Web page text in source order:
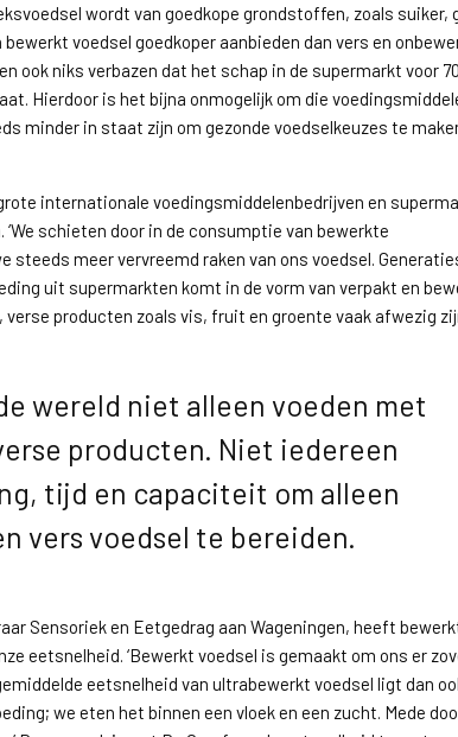
wordt van goedkope grondstoffen, zoals suiker,
voedsel goedkoper aanbieden dan vers en
ook niks verbazen dat het schap in de supermarkt voor
Hierdoor is het bijna onmogelijk om die
minder in staat zijn om gezonde voedselkeuzes te
internationale voedingsmiddelenbedrijven en
schieten door in de consumptie van bewerkte
steeds meer vervreemd raken van ons voedsel.
uit supermarkten komt in de vorm van verpakt en
producten zoals vis, fruit en groente vaak afwezig
wereld niet alleen voeden met
producten. Niet iedereen
tijd en capaciteit om alleen
vers voedsel te bereiden.
Sensoriek en Eetgedrag aan Wageningen, heeft
eetsnelheid. ‘Bewerkt voedsel is gemaakt om ons er
eetsnelheid van ultrabewerkt voedsel ligt dan
we eten het binnen een vloek en een zucht. Mede